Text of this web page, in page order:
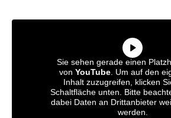
Sie sehen gerade einen
von YouTube. Um auf den
Inhalt zuzugreifen, klicken
Schaltfläche unten. Bitte
dabei Daten an Drittanbieter
werden.